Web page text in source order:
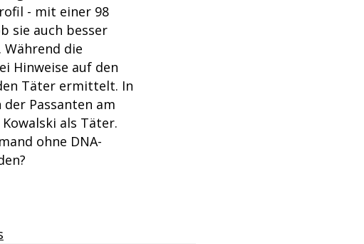
- mit einer 98
sie auch besser
die
Hinweise auf den
Täter ermittelt. In
Passanten am
als Täter.
ohne DNA-